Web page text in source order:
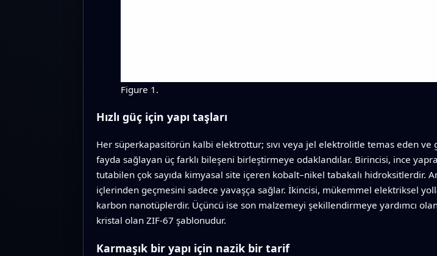
Figure 1.
Hızlı güç için yapı taşları
Her süperkapasitörün kalbi elektrottur; sıvı veya jel elektrolitle temas eden
fayda sağlayan üç farklı bileşeni birleştirmeye odaklandılar. Birincisi, ince
tutabilen çok sayıda kimyasal site içeren kobalt–nikel tabakalı hidroksitlerdir.
içlerinden geçmesini sadece yavaşça sağlar. İkincisi, mükemmel elektriksel
karbon nanotüplerdir. Üçüncü ise son malzemeyi şekillendirmeye yardımcı
kristal olan ZIF‑67 şablonudur.
Karmaşık bir yapı için nazik bir tarif